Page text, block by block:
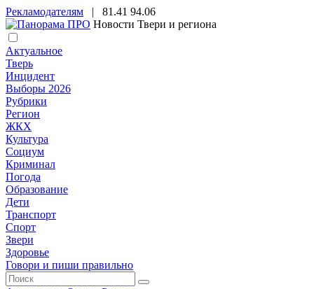
Рекламодателям | 81.41 94.06
Новости Твери и региона
Актуальное
Тверь
Инцидент
Выборы 2026
Рубрики
Регион
ЖКХ
Культура
Социум
Криминал
Погода
Образование
Дети
Транспорт
Спорт
Звери
Здоровье
Говори и пиши правильно